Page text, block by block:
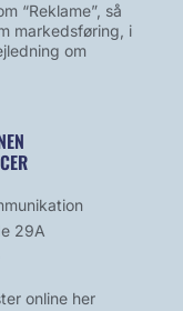
“Reklame”, så
markedsføring, i
om
29A
online her